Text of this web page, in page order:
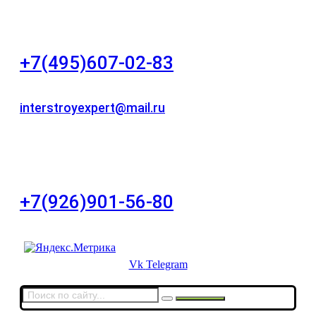
+7(495)607-02-83
interstroyexpert@mail.ru
+7(926)901-56-80
Vk Telegram